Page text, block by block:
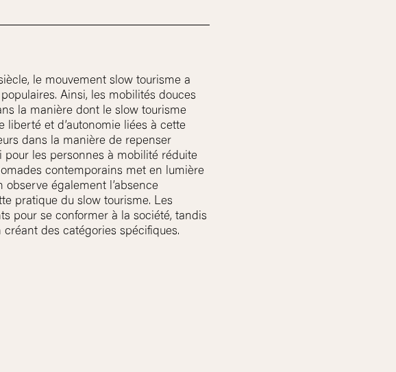
le mouvement slow tourisme a
Ainsi, les mobilités douces
la manière dont le slow tourisme
liberté et d’autonomie liées à cette
dans la manière de repenser
pour les personnes à mobilité réduite
contemporains met en lumière
également l’absence
pratique du slow tourisme. Les
pour se conformer à la société, tandis
des catégories spécifiques.